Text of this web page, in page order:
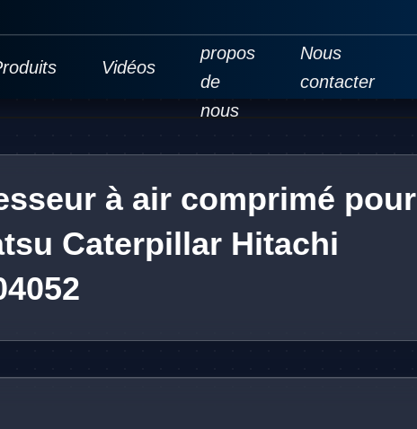
Vidéos
propos
de
nous
Nous
contacter
à air comprimé pour
Caterpillar Hitachi